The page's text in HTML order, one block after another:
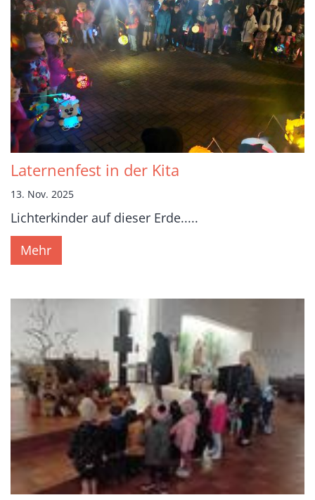
Laternenfest in der Kita
13. Nov. 2025
Lichterkinder auf dieser Erde.....
Mehr